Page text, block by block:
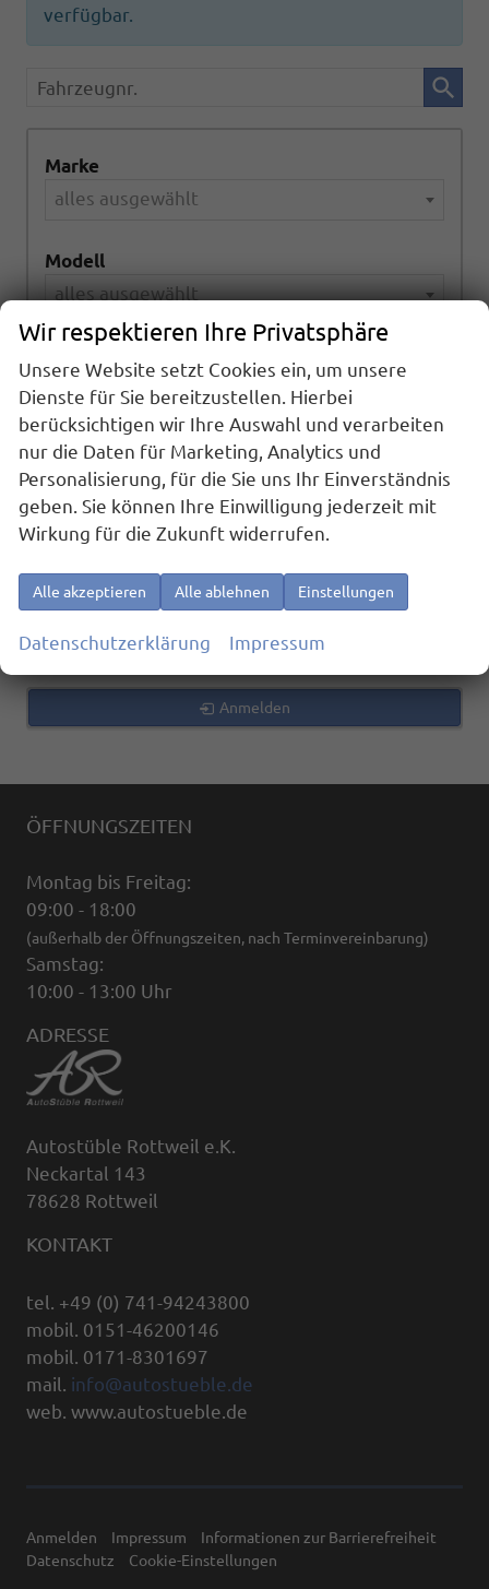
verfügbar.
Fahrzeugnr.
Marke
alles ausgewählt
Modell
alles ausgewählt
alles ausgewählt
Getriebeart
alles ausgewählt
997 Ergebnisse anzeigen
Anmelden
ÖFFNUNGSZEITEN
Montag bis Freitag:
09:00 - 18:00
(außerhalb der Öffnungszeiten, nach Terminvereinbarung)
Samstag:
10:00 - 13:00 Uhr
ADRESSE
Autostüble Rottweil e.K.
Neckartal 143
78628 Rottweil
KONTAKT
tel. +49 (0) 741-94243800
mobil. 0151-46200146
mobil. 0171-8301697
mail. info@autostueble.de
web. www.autostueble.de
Anmelden Impressum
Informationen zur Barrierefreiheit
Datenschutz
Cookie-Einstellungen
Wir respektieren Ihre Privatsphäre
Unsere Website setzt Cookies ein, um unsere
Dienste für Sie bereitzustellen. Hierbei
berücksichtigen wir Ihre Auswahl und verarbeiten
nur die Daten für Marketing, Analytics und
Personalisierung, für die Sie uns Ihr Einverständnis
geben. Sie können Ihre Einwilligung jederzeit mit
Wirkung für die Zukunft widerrufen.
Alle akzeptieren Alle ablehnen Einstellungen
Datenschutzerklärung Impressum